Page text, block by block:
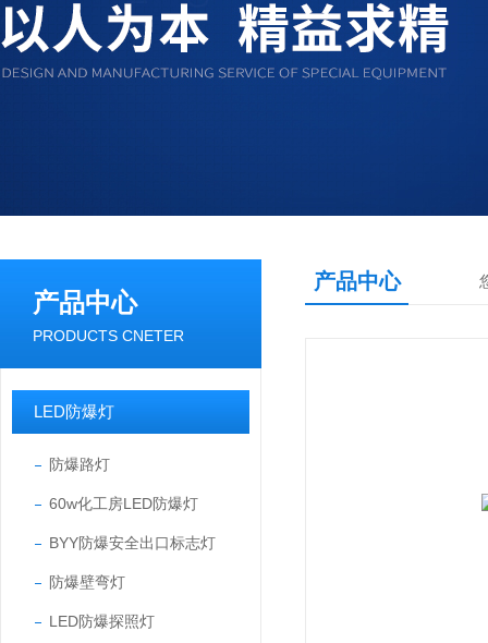
产品中心
PRODUCTS CNETER
LED防爆灯
防爆路灯
60w化工房LED防爆灯
BYY防爆安全出口标志灯
防爆壁弯灯
LED防爆探照灯
产品中心